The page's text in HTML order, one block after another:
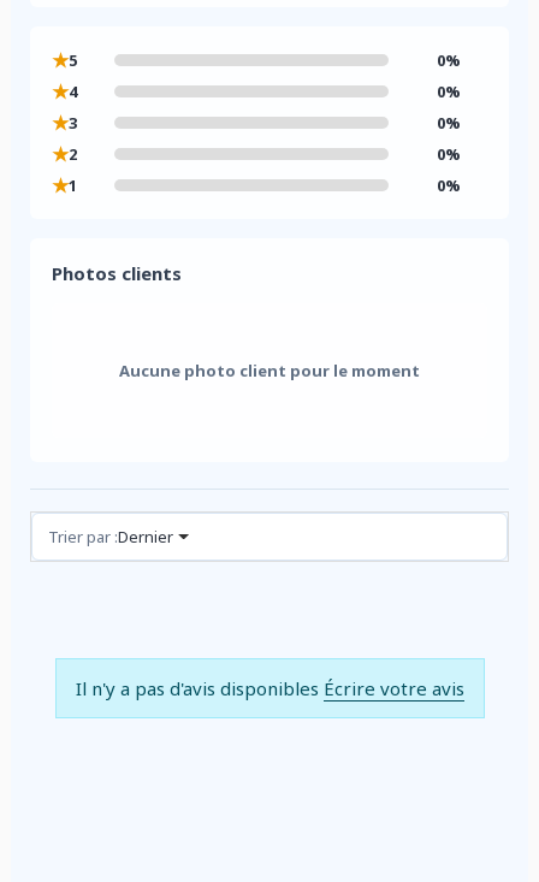
★5 0%
★4 0%
★3 0%
★2 0%
★1 0%
Photos clients
Aucune photo client pour le moment
Avis (0)
Trier par :Dernier
Il n'y a pas d'avis disponibles Écrire votre avis